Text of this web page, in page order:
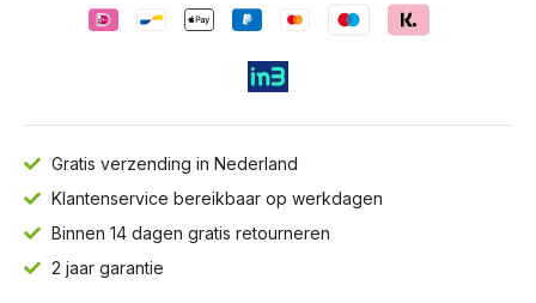
Gratis verzending in Nederland
Klantenservice bereikbaar op werkdagen
Binnen 14 dagen gratis retourneren
2 jaar garantie